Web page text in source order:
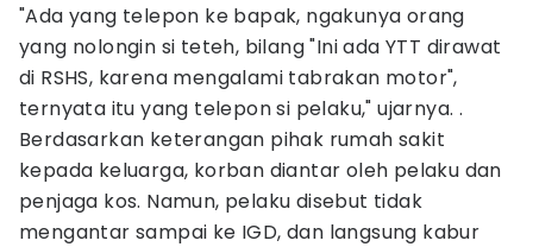
"Ada yang telepon ke bapak, ngakunya orang
yang nolongin si teteh, bilang "Ini ada YTT dirawat
di RSHS, karena mengalami tabrakan motor",
ternyata itu yang telepon si pelaku," ujarnya. .
Berdasarkan keterangan pihak rumah sakit
kepada keluarga, korban diantar oleh pelaku dan
penjaga kos. Namun, pelaku disebut tidak
mengantar sampai ke IGD, dan langsung kabur